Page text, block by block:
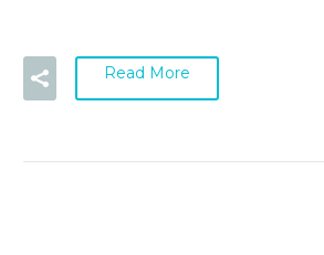
Read More